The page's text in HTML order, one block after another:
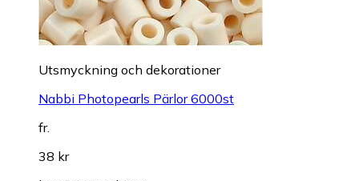
Utsmyckning och dekorationer
Nabbi Photopearls Pärlor 6000st
fr.
38 kr